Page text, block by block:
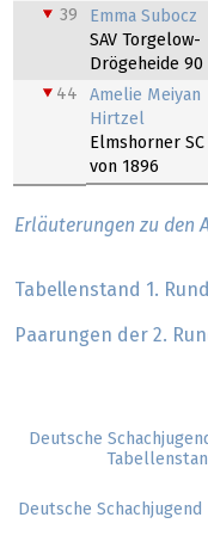
Deutsche
39
Emma Subocz
SAV Torgelow-
Drögeheide 90
44
Amelie Meiyan
Hirtzel
Elmshorner SC
von 1896
Erläuterungen zu den
Tabellenstand 1.
Paarungen der 2.
Deutsche Schachjugend